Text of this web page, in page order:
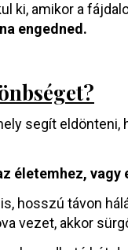
ki, amikor a
engedned.
segít
életemhez, vagy
hosszú távon
vezet, akkor